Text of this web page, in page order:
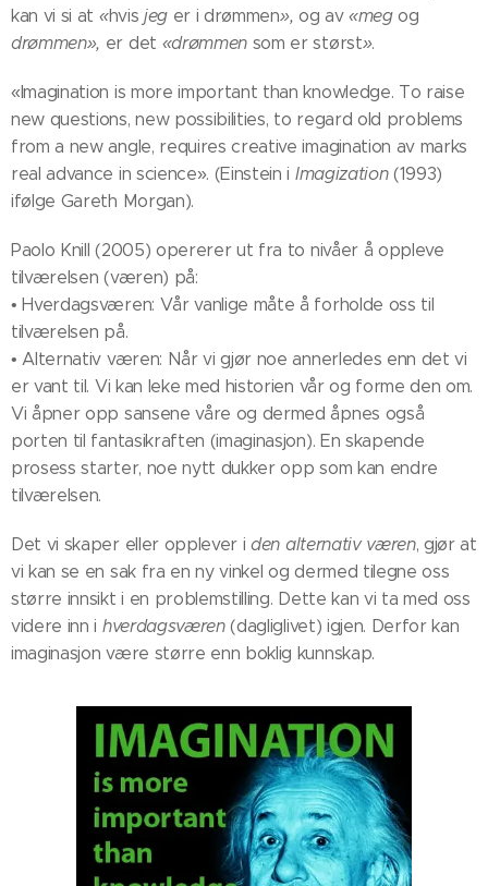
kan vi si at «hvis jeg er i drømmen», og av«megog
drømmen», er det «drømmen som er størst».
«Imagination is more important than knowledge. To raise
new questions, new possibilities, to regard old problems
from a new angle, requires creative imagination av marks
real advance in science». (Einstein i Imagization(1993)
ifølge Gareth Morgan).
Paolo Knill (2005) opererer ut fra to nivåer å oppleve
tilværelsen (væren) på:
• Hverdagsværen: Vår vanlige måte å forholde oss til
tilværelsen på.
• Alternativ væren: Når vi gjør noe annerledes enn det vi
er vant til. Vi kan leke med historien vår og forme den om.
Vi åpner opp sansene våre og dermed åpnes også
porten til fantasikraften (imaginasjon). En skapende
prosess starter, noe nytt dukker opp som kan endre
tilværelsen.
Det vi skaper eller opplever iden alternativ væren, gjør at
vi kan se en sak fra en ny vinkel og dermed tilegne oss
større innsikt i en problemstilling. Dette kan vi ta med oss
videre inn i hverdagsværen(dagliglivet) igjen. Derfor kan
imaginasjon være større enn boklig kunnskap.